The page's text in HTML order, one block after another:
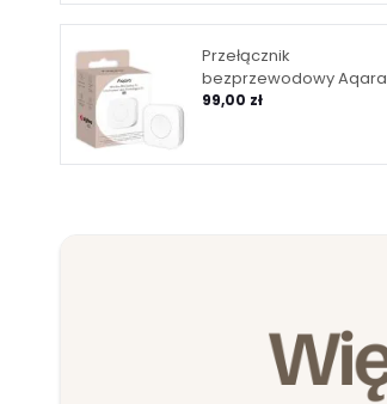
Przełącznik
bezprzewodowy Aqara
Wireless Mini Switch T1
99,00 zł